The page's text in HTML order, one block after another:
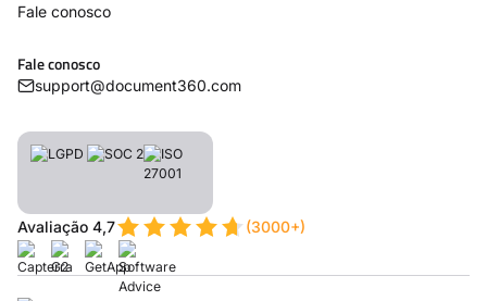
Fale conosco
Fale conosco
support@document360.com
Avaliação 4,7 (3000+)